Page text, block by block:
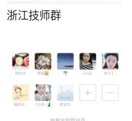
浙江技师群